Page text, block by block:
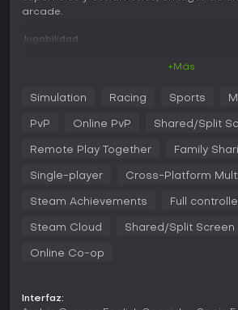
arcade.
Jugabilidad
cambios de rasante y peligros, por lo
escuchar con atención y dosificar el
con claridad la transferencia de masas,
cuando el clima altera las condiciones
Los escenarios se han rediseñado con
sensación de velocidad en rutas
comprometidas. Las nuevas notas de
categorías del WRC, lo que permite
oficiales desde la categoría principal
+Más
Simulation Racing Sports
PvP Online PvP Shared/Split
Remote Play Together Family
Single-player Cross-Platform
Steam Achievements Full
Steam Cloud Shared/Split Screen
Online Co-op
Interfaz: